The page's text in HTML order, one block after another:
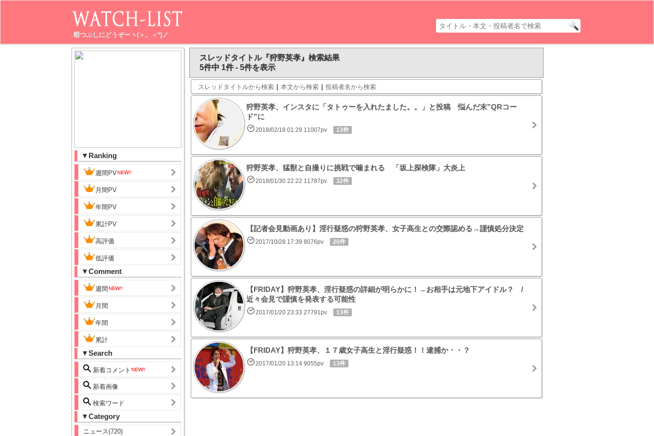
暇つぶしにどうぞーヽ(＞。＜*)ノ
▼Ranking
週間PV
月間PV
年間PV
累計PV
高評価
低評価
▼Comment
週間
月間
年間
累計
▼Search
新着コメント
新着画像
検索ワード
▼Category
ニュース(720)
スレッドタイトル『狩野英孝』検索結果
5件中 1件 - 5件を表示
スレッドタイトルから検索 | 本文から検索 | 投稿者名から検索
狩野英孝、インスタに「タトゥーを入れたました。。」と投稿 悩んだ末”QRコー
ド”に
2018/02/18 01:29 11007pv 13件
狩野英孝、猛獣と自撮りに挑戦で噛まれる 「坂上探検隊」大炎上
2018/01/30 22:22 11787pv 32件
【記者会見動画あり】淫行疑惑の狩野英孝、女子高生との交際認める→謹慎処分決定
2017/10/28 17:39 8076pv 20件
【FRIDAY】狩野英孝、淫行疑惑の詳細が明らかに！→お相手は元地下アイドル？ /
近々会見で謹慎を発表する可能性
2017/01/20 23:33 27791pv 13件
【FRIDAY】狩野英孝、１７歳女子高生と淫行疑惑！！逮捕か・・？
2017/01/20 13:14 9055pv 13件